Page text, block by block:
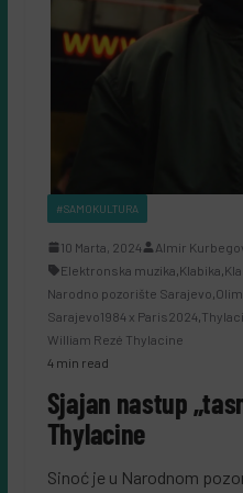
#SAMOKULTURA
10 Marta, 2024
Almir
Elektronska muzika,Klabika,
Narodno pozorište Sarajevo,
Sarajevo1984 x Paris2024,
William Rezé Thylacine
4 min read
Sjajan nastup
Thylacine
Sinoć je u Narodnom